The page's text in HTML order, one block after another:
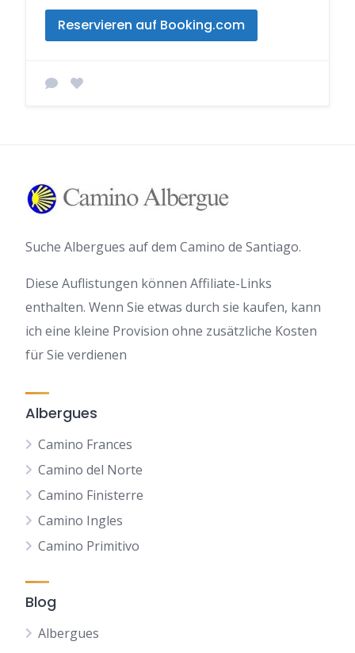
Reservieren auf Booking.com
Suche Albergues auf dem Camino de Santiago.
Diese Auflistungen können Affiliate-Links
enthalten. Wenn Sie etwas durch sie kaufen, kann
ich eine kleine Provision ohne zusätzliche Kosten
für Sie verdienen
Albergues
Camino Frances
Camino del Norte
Camino Finisterre
Camino Ingles
Camino Primitivo
Blog
Albergues